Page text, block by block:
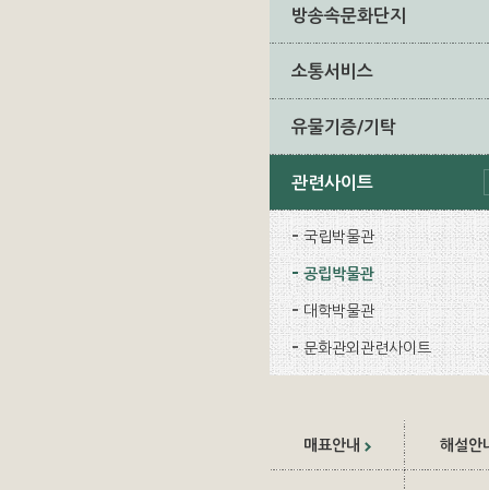
방송속문화단지
소통서비스
유물기증/기탁
관련사이트
국립박물관
공립박물관
대학박물관
문화관외관련사이트
매표안내 해설안